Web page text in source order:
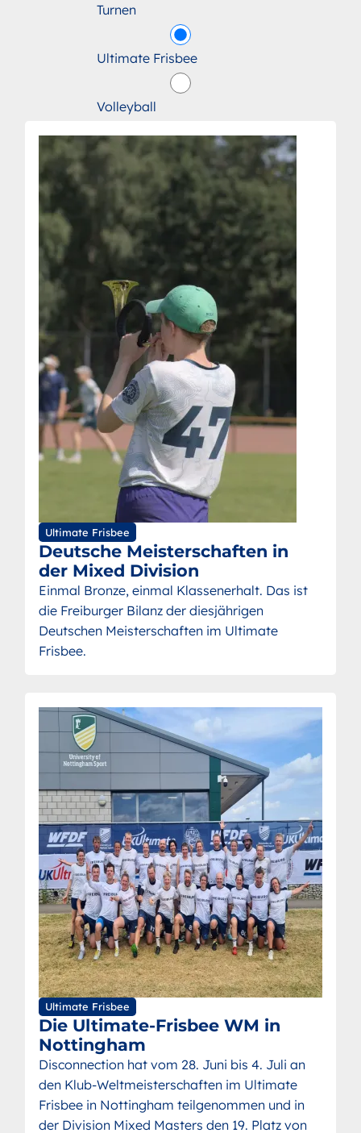
Turnen
Ultimate Frisbee
Volleyball
Ultimate Frisbee
Deutsche Meisterschaften in
der Mixed Division
Einmal Bronze, einmal Klassenerhalt. Das ist
die Freiburger Bilanz der diesjährigen
Deutschen Meisterschaften im Ultimate
Frisbee.
Ultimate Frisbee
Die Ultimate-Frisbee WM in
Nottingham
Disconnection hat vom 28. Juni bis 4. Juli an
den Klub-Weltmeisterschaften im Ultimate
Frisbee in Nottingham teilgenommen und in
der Division Mixed Masters den 19. Platz von